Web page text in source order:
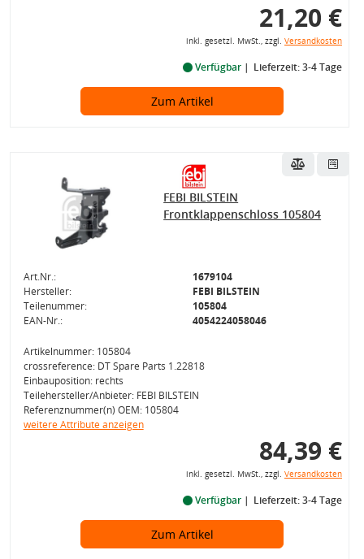
21,20 €
inkl. gesetzl. MwSt., zzgl. Versandkosten
Verfügbar Lieferzeit: 3-4 Tage
Zum Artikel
FEBI BILSTEIN
Frontklappenschloss 105804
Art.Nr.:
1679104
Hersteller:
FEBI BILSTEIN
Teilenummer:
105804
EAN-Nr.:
4054224058046
Artikelnummer: 105804
crossreference: DT Spare Parts 1.22818
Einbauposition: rechts
Teilehersteller/Anbieter: FEBI BILSTEIN
Referenznummer(n) OEM: 105804
weitere Attribute anzeigen
84,39 €
inkl. gesetzl. MwSt., zzgl. Versandkosten
Verfügbar Lieferzeit: 3-4 Tage
Zum Artikel